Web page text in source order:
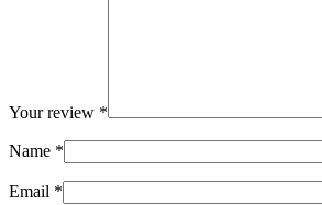
Your review *
Name *
Email *